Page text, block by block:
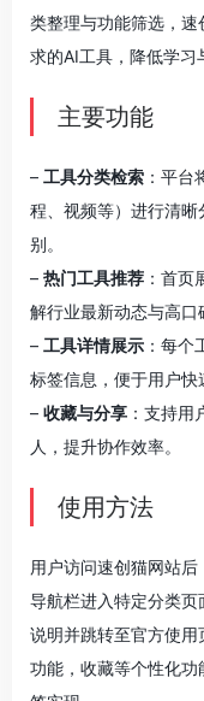
类整理与功能筛选，
求的AI工具，降低学习
主要功能
– 工具分类检索 ：平
程、视频等）进行清
别。
– 热门工具推荐 ：首
解行业最新动态与高口
– 工具详情展示 ：每
标签信息，便于用户快
– 收藏与分享 ：支持
人，提升协作效率。
使用方法
用户访问速创猫网站
导航栏进入特定分类
说明并跳转至官方使
功能，收藏等个性化